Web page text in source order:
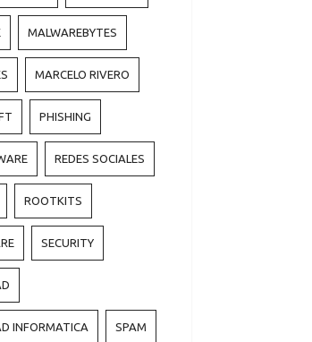
MALWAREBYTES
MARCELO RIVERO
PHISHING
REDES SOCIALES
ROOTKITS
SECURITY
INFORMATICA SPAM